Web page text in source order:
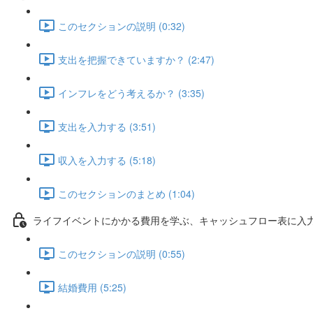
このセクションの説明 (0:32)
支出を把握できていますか？ (2:47)
インフレをどう考えるか？ (3:35)
支出を入力する (3:51)
収入を入力する (5:18)
このセクションのまとめ (1:04)
ライフイベントにかかる費用を学ぶ、キャッシュフロー表に入
このセクションの説明 (0:55)
結婚費用 (5:25)